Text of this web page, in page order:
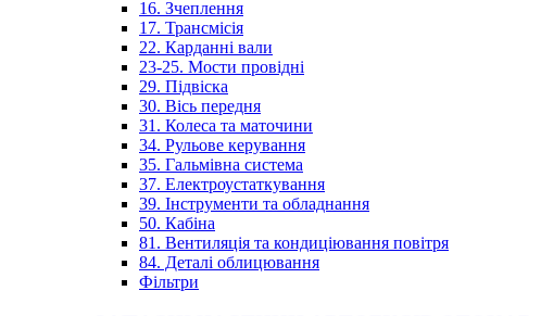
16. Зчеплення
17. Трансмісія
22. Карданні вали
23-25. Мости провідні
29. Підвіска
30. Вісь передня
31. Колеса та маточини
34. Рульове керування
35. Гальмівна система
37. Електроустаткування
39. Інструменти та обладнання
50. Кабіна
81. Вентиляція та кондиціювання повітря
84. Деталі облицювання
Фільтри